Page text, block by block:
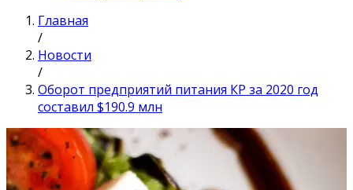
Главная
/
Новости
/
Оборот предприятий питания КР за 2020 год
составил $190.9 млн